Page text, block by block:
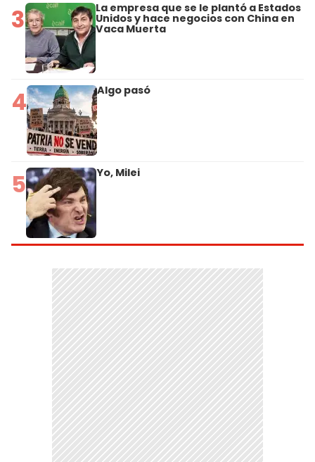
3 La empresa que se le plantó a Estados
Unidos y hace negocios con China en
Vaca Muerta
4 Algo pasó
5 Yo, Milei